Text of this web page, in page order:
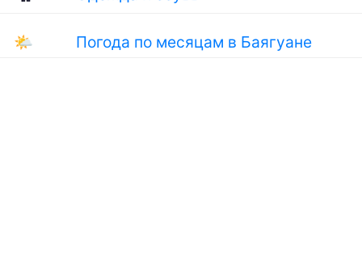
🌤 Погода по месяцам в Баягуане